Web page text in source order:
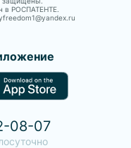
в РОСПАТЕНТЕ.
08-07